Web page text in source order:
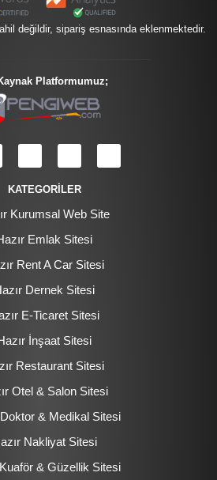
değildir, sipariş esnasında eklenmektedir.
Platformumuz;
KATEGORİLER
Kurumsal Web Site
Emlak Sitesi
Rent A Car Sitesi
Dernek Sitesi
E-Ticaret Sitesi
İnşaat Sitesi
Restaurant Sitesi
Otel & Salon Sitesi
Doktor & Medikal Sitesi
Nakliyat Sitesi
& Güzellik Sitesi